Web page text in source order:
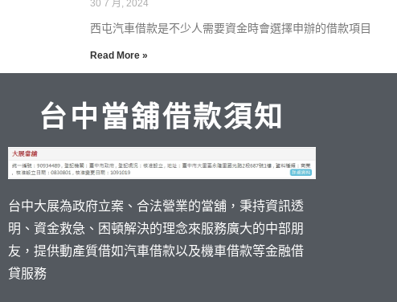
30 7 月, 2024
西屯汽車借款是不少人需要資金時會選擇申辦的借款項目
Read More »
台中當舖借款須知
台中大展為政府立案、合法營業的當舖，秉持資訊透
明、資金救急、困頓解決的理念來服務廣大的中部朋
友，提供動產質借如汽車借款以及機車借款等金融借
貸服務